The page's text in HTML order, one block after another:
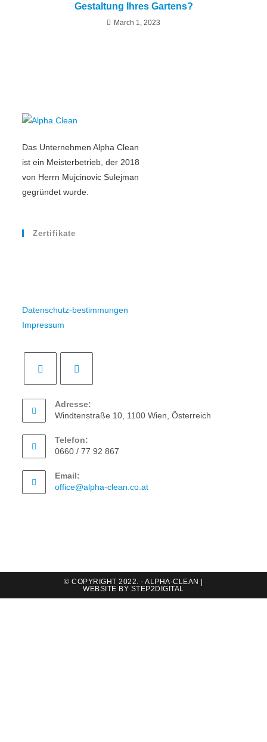
Gestaltung Ihres Gartens?
March 1, 2023
Das Unternehmen Alpha Clean
ist ein Meisterbetrieb, der 2018
von Herrn Mujcinovic Sulejman
gegründet wurde.
Zertifikate
Datenschutz-bestimmungen
Impressum
Adresse:
Windtenstraße 10, 1100 Wien, Österreich
Telefon:
0660 / 77 92 867
Email:
office@alpha-clean.co.at
© COPYRIGHT 2022. - ALPHA-CLEAN |
WEBSITE BY STEP2DIGITAL